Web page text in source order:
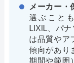
メーカー・
選ぶこと
LIXIL、パ
は品質やア
傾向があり
期間や範囲